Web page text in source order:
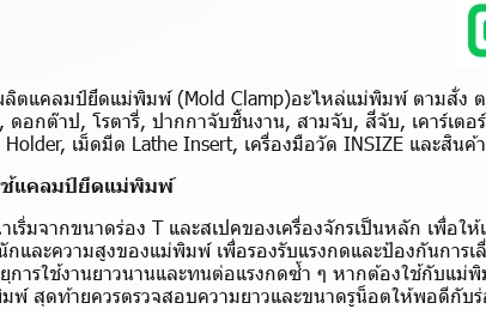
ลิตแคลมป์ยึดแม่พิมพ์ (Mold Clamp)อะไหล่แม่พิมพ์ ตามสั่ง
อกต๊าป, โรตารี่, ปากกาจับชิ้นงาน, สามจับ, สี่จับ, เคาร์เต
Holder, เม็ดมีด Lathe Insert, เครื่องมือวัด INSIZE และสินค้
ช้แคลมป์ยึดแม่พิมพ์
เริ่มจากขนาดร่อง T และสเปคของเครื่องจักรเป็นหลัก เพื่
และความสูงของแม่พิมพ์ เพื่อรองรับแรงกดและป้องกันกา
การใช้งานยาวนานและทนต่อแรงกดซ้ำ ๆ หากต้องใช้กับแม่
พ์ สุดท้ายควรตรวจสอบความยาวและขนาดรูน็อตให้พอดีกับ